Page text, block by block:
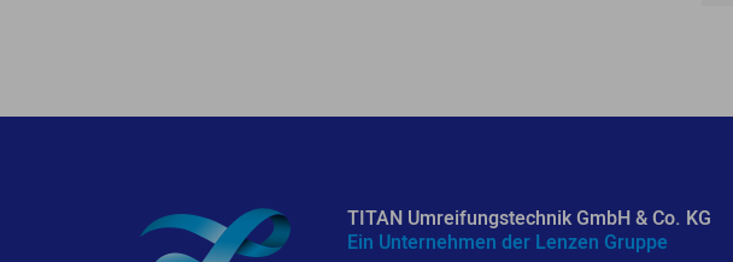
TITAN Umreifungstechnik GmbH & Co. KG
Ein Unternehmen der Lenzen Gruppe